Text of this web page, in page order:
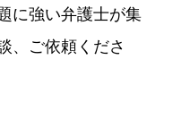
に強い弁護士が集
、ご依頼くださ